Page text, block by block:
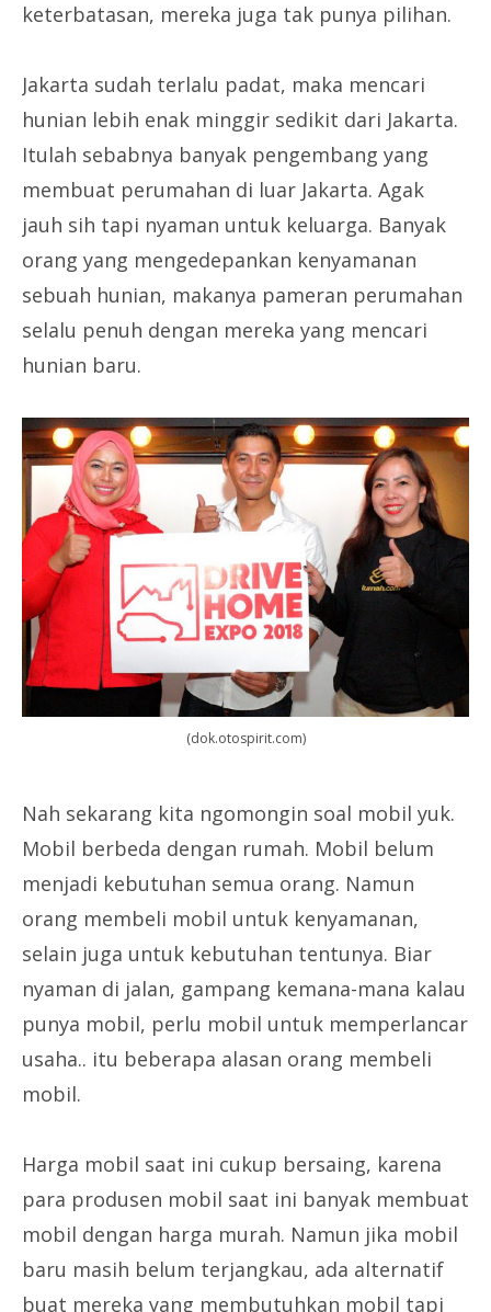
keterbatasan, mereka juga tak punya pilihan.
Jakarta sudah terlalu padat, maka mencari
hunian lebih enak minggir sedikit dari Jakarta.
Itulah sebabnya banyak pengembang yang
membuat perumahan di luar Jakarta. Agak
jauh sih tapi nyaman untuk keluarga. Banyak
orang yang mengedepankan kenyamanan
sebuah hunian, makanya pameran perumahan
selalu penuh dengan mereka yang mencari
hunian baru.
(dok.otospirit.com)
Nah sekarang kita ngomongin soal mobil yuk.
Mobil berbeda dengan rumah. Mobil belum
menjadi kebutuhan semua orang. Namun
orang membeli mobil untuk kenyamanan,
selain juga untuk kebutuhan tentunya. Biar
nyaman di jalan, gampang kemana-mana kalau
punya mobil, perlu mobil untuk memperlancar
usaha.. itu beberapa alasan orang membeli
mobil.
Harga mobil saat ini cukup bersaing, karena
para produsen mobil saat ini banyak membuat
mobil dengan harga murah. Namun jika mobil
baru masih belum terjangkau, ada alternatif
buat mereka yang membutuhkan mobil tapi